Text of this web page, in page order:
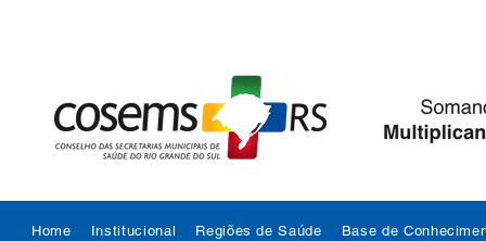
Home Institucional Regiões de Saúde Base de